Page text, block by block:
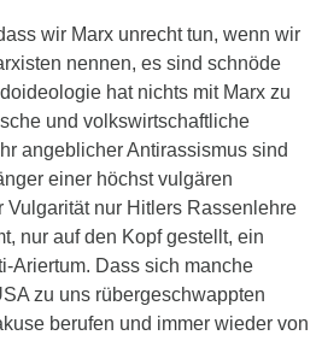
wir Marx unrecht tun, wenn wir
nennen, es sind schnöde
hat nichts mit Marx zu
und volkswirtschaftliche
angeblicher Antirassismus sind
einer höchst vulgären
Vulgarität nur Hitlers Rassenlehre
nur auf den Kopf gestellt, ein
Ariertum. Dass sich manche
zu uns rübergeschwappten
berufen und immer wieder von